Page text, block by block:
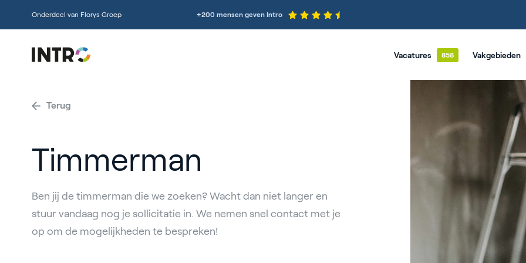
Onderdeel van Florys Groep +200 mensen geven Intro
Vacatures Vakgebieden
Groenvoorziening
WTB & Mechatronica
Civiele Techniek & GWW
Ons
Reviews
Terug
Timmerman
Ben jij de timmerman die we zoeken? Wacht dan niet langer en
stuur vandaag nog je sollicitatie in. We nemen snel contact met je
op om de mogelijkheden te bespreken!